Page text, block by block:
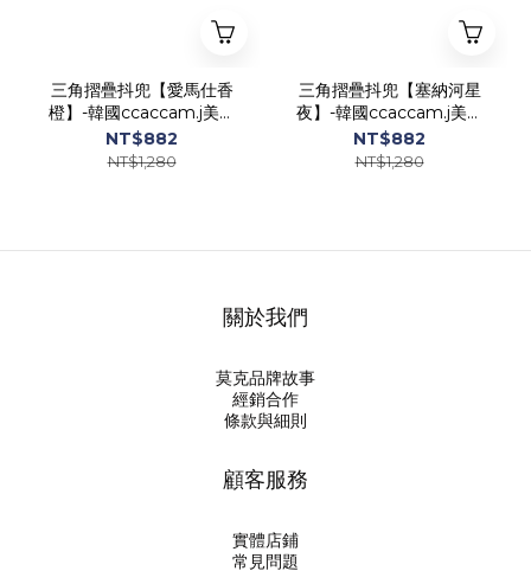
三角摺疊抖兜【愛馬仕香
橙】-韓國ccaccam.j美型
抖兜調色餐盤
NT$882
NT$1,280
三角摺疊抖兜【塞納河星
夜】-韓國ccaccam.j美型
抖兜調色餐盤
NT$882
NT$1,280
關於我們
莫克品牌故事
經銷合作
條款與細則
顧客服務
實體店鋪
常見問題